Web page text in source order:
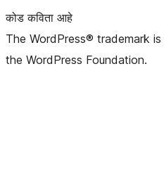
कोड कविता आहे
The WordPress® trademark
the WordPress Foundation.